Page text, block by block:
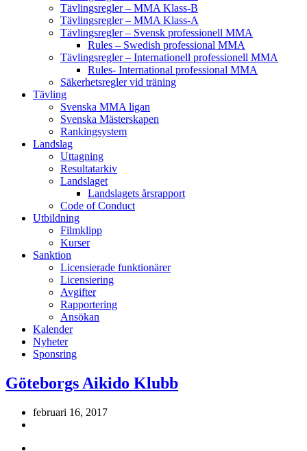
Tävlingsregler – MMA Klass-B
Tävlingsregler – MMA Klass-A
Tävlingsregler – Svensk professionell MMA
Rules – Swedish professional MMA
Tävlingsregler – Internationell professionell MMA
Rules- International professional MMA
Säkerhetsregler vid träning
Tävling
Svenska MMA ligan
Svenska Mästerskapen
Rankingsystem
Landslag
Uttagning
Resultatarkiv
Landslaget
Landslagets årsrapport
Code of Conduct
Utbildning
Filmklipp
Kurser
Sanktion
Licensierade funktionärer
Licensiering
Avgifter
Rapportering
Ansökan
Kalender
Nyheter
Sponsring
Göteborgs Aikido Klubb
februari 16, 2017